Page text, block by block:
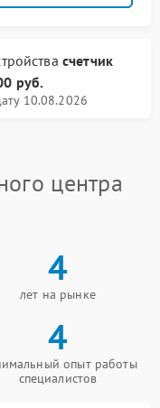
счетчик
руб.
10.08.2026
центра
4
лет на рынке
4
опыт работы
специалистов